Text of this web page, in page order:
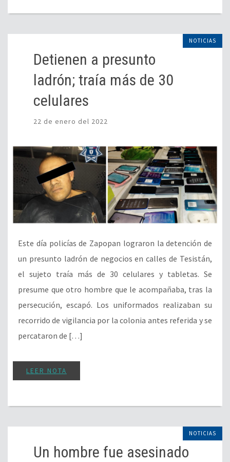
NOTICIAS
Detienen a presunto
ladrón; traía más de 30
celulares
22 de enero del 2022
Este día policías de Zapopan lograron la detención de
un presunto ladrón de negocios en calles de Tesistán,
el sujeto traía más de 30 celulares y tabletas. Se
presume que otro hombre que le acompañaba, tras la
persecución, escapó. Los uniformados realizaban su
recorrido de vigilancia por la colonia antes referida y se
percataron de […]
LEER NOTA
NOTICIAS
Un hombre fue asesinado